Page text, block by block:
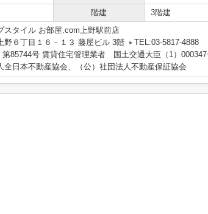
階建 3階建
スタイル お部屋.com上野駅前店
野６丁目１６－１３ 藤屋ビル 3階
TEL:03-5817-4888
第85744号 賃貸住宅管理業者 国土交通大臣（1）
全日本不動産協会、（公）社団法人不動産保証協会